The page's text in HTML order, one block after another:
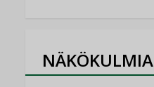
NÄKÖKULMIA